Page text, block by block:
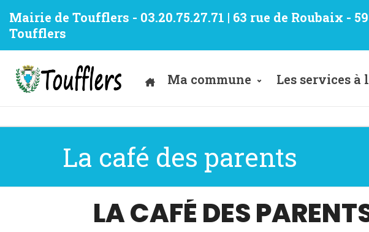
Mairie de Toufflers - 03.20.75.27.71 | 63 rue de Roubaix -
Toufflers
Ma commune Les services
La café des parents
LA CAFÉ DES